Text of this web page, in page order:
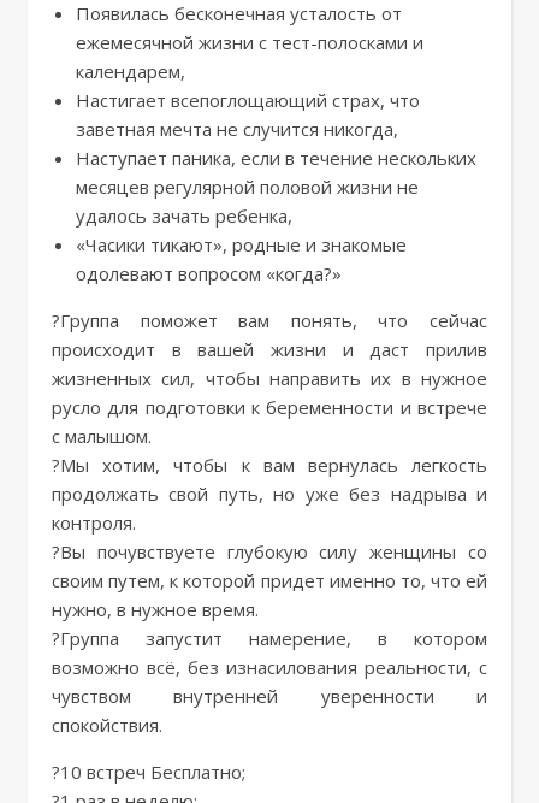
Появилась бесконечная усталость от
ежемесячной жизни с тест-полосками и
календарем,
Настигает всепоглощающий страх, что
заветная мечта не случится никогда,
Наступает паника, если в течение нескольких
месяцев регулярной половой жизни не
удалось зачать ребенка,
«Часики тикают», родные и знакомые
одолевают вопросом «когда?»
?Группа поможет вам понять, что сейчас
происходит в вашей жизни и даст прилив
жизненных сил, чтобы направить их в нужное
русло для подготовки к беременности и встрече
с малышом.
?Мы хотим, чтобы к вам вернулась легкость
продолжать свой путь, но уже без надрыва и
контроля.
?Вы почувствуете глубокую силу женщины со
своим путем, к которой придет именно то, что ей
нужно, в нужное время.
?Группа запустит намерение, в котором
возможно всё, без изнасилования реальности, с
чувством внутренней уверенности и
спокойствия.
?10 встреч Бесплатно;